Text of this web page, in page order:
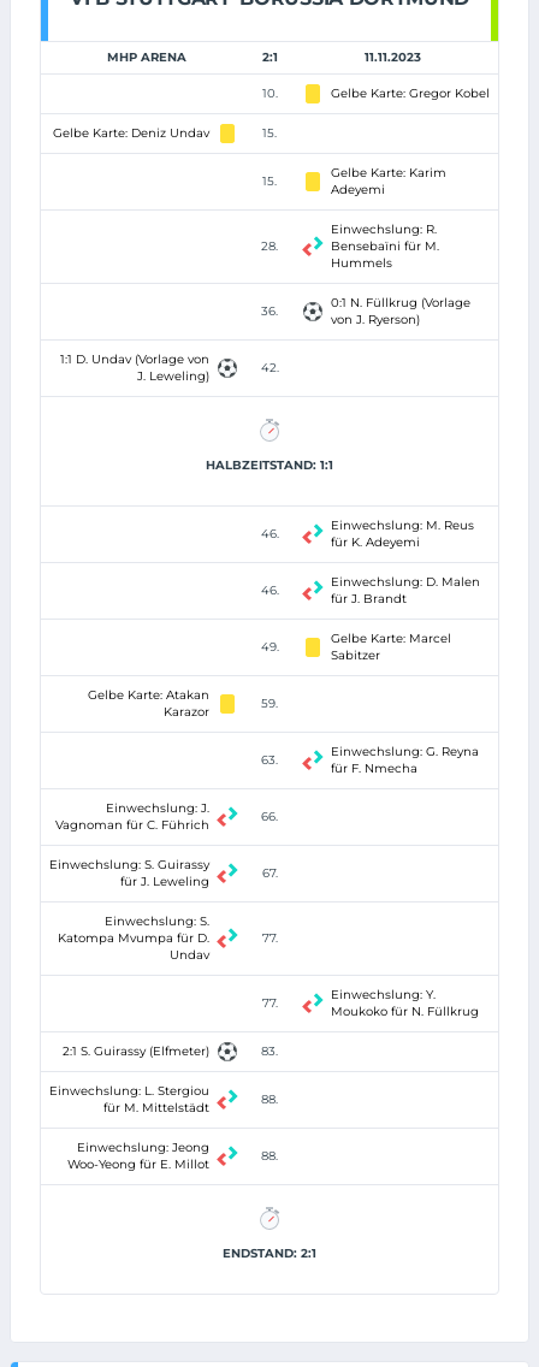
MHP ARENA 2:1 11.11.2023
10. Gelbe Karte: Gregor Kobel
Gelbe Karte: Deniz Undav 15.
15.
Gelbe Karte: Karim
Adeyemi
28.
Einwechslung: R.
Bensebaïni für M.
Hummels
36.
0:1 N. Füllkrug (Vorlage
von J. Ryerson)
1:1 D. Undav (Vorlage von
J. Leweling)
42.
HALBZEITSTAND: 1:1
46.
Einwechslung: M. Reus
für K. Adeyemi
46.
Einwechslung: D. Malen
für J. Brandt
49.
Gelbe Karte: Marcel
Sabitzer
Gelbe Karte: Atakan
Karazor
59.
63.
Einwechslung: G. Reyna
für F. Nmecha
Einwechslung: J.
Vagnoman für C. Führich
66.
Einwechslung: S. Guirassy
für J. Leweling
67.
Einwechslung: S.
Katompa Mvumpa für D.
Undav
77.
77.
Einwechslung: Y.
Moukoko für N. Füllkrug
2:1 S. Guirassy (Elfmeter) 83.
Einwechslung: L. Stergiou
für M. Mittelstädt
88.
Einwechslung: Jeong
Woo-Yeong für E. Millot
88.
ENDSTAND: 2:1